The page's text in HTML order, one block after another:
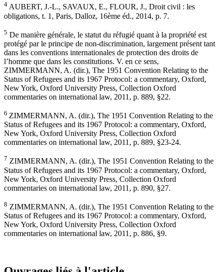
4 AUBERT, J.-L., SAVAUX, E., FLOUR, J., Droit civil : les
obligations, t. 1, Paris, Dalloz, 16ème éd., 2014, p. 7.
5 De manière générale, le statut du réfugié quant à la propriété est
protégé par le principe de non-discrimination, largement présent tant
dans les conventions internationales de protection des droits de
l’homme que dans les constitutions. V. en ce sens,
ZIMMERMANN, A. (dir.), The 1951 Convention Relating to the
Status of Refugees and its 1967 Protocol: a commentary, Oxford,
New York, Oxford University Press, Collection Oxford
commentaries on international law, 2011, p. 889, §22.
6 ZIMMERMANN, A. (dir.), The 1951 Convention Relating to the
Status of Refugees and its 1967 Protocol: a commentary, Oxford,
New York, Oxford University Press, Collection Oxford
commentaries on international law, 2011, p. 889, §23-24.
7 ZIMMERMANN, A. (dir.), The 1951 Convention Relating to the
Status of Refugees and its 1967 Protocol: a commentary, Oxford,
New York, Oxford University Press, Collection Oxford
commentaries on international law, 2011, p. 890, §27.
8 ZIMMERMANN, A. (dir.), The 1951 Convention Relating to the
Status of Refugees and its 1967 Protocol: a commentary, Oxford,
New York, Oxford University Press, Collection Oxford
commentaries on international law, 2011, p. 886, §9.